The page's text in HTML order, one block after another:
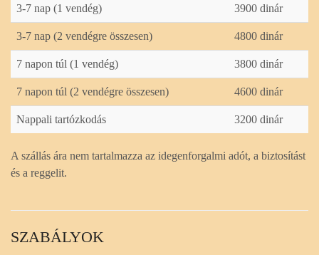
3-7 nap (1 vendég) 3900 dinár
3-7 nap (2 vendégre összesen) 4800 dinár
7 napon túl (1 vendég) 3800 dinár
7 napon túl (2 vendégre összesen) 4600 dinár
Nappali tartózkodás 3200 dinár
A szállás ára nem tartalmazza az idegenforgalmi adót, a biztosítást
és a reggelit.
SZABÁLYOK